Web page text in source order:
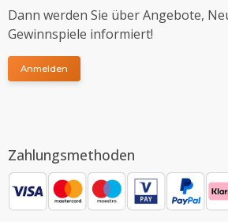
Dann werden Sie über Angebote,
Gewinnspiele informiert!
Anmelden
Zahlungsmethoden